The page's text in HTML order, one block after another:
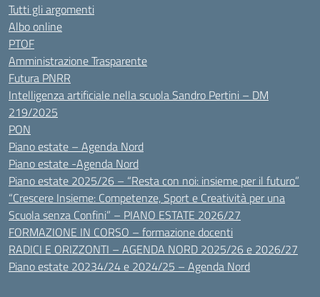
Tutti gli argomenti
Albo online
PTOF
Amministrazione Trasparente
Futura PNRR
Intelligenza artificiale nella scuola Sandro Pertini – DM
219/2025
PON
Piano estate – Agenda Nord
Piano estate -Agenda Nord
Piano estate 2025/26 – “Resta con noi: insieme per il futuro”
“Crescere Insieme: Competenze, Sport e Creatività per una
Scuola senza Confini” – PIANO ESTATE 2026/27
FORMAZIONE IN CORSO – formazione docenti
RADICI E ORIZZONTI – AGENDA NORD 2025/26 e 2026/27
Piano estate 20234/24 e 2024/25 – Agenda Nord